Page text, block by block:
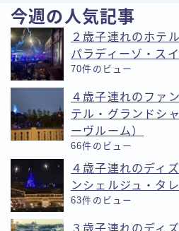
今週の人気記事
２歳子連れのホテ
パラディーゾ・ス
70件のビュー
４歳子連れのファ
テル・グランドシ
ーヴルーム）
66件のビュー
４歳子連れのディ
ンシェルジュ・タ
63件のビュー
３歳子連れのディ